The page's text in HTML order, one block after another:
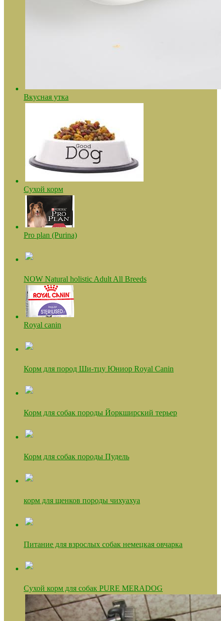
Вкусная утка
Сухой корм
Pro plan (Purina)
NOW Natural holistic Adult All Breeds
Royal canin
Корм для пород Ши-тцу Юниор Royal Canin
Корм для собак породы Йоркширский терьер
Корм для собак породы Пудель
корм для щенков породы чихуахуа
Питание для взрослых собак немецкая овчарка
Сухой корм для собак PURE MERADOG